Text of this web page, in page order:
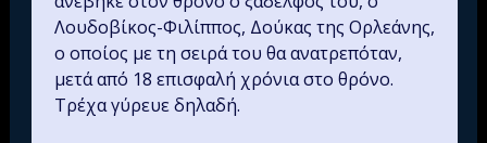
Λουδοβίκος-Φιλίππος, Δούκας της Ορλεάνης,
ο οποίος με τη σειρά του θα ανατρεπόταν,
μετά από 18 επισφαλή χρόνια στο θρόνο.
Τρέχα γύρευε δηλαδή.